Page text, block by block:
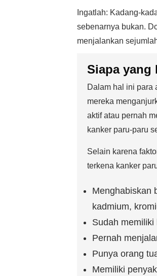
Ingatlah: Kadang-
sebenarnya bukan.
menjalankan
Siapa yang
Dalam hal ini para
mereka
aktif atau pernah
kanker paru-paru
Selain karena
terkena kanker
Menghabiskan
kadmium,
Sudah
Pernah
Punya orang
Memiliki